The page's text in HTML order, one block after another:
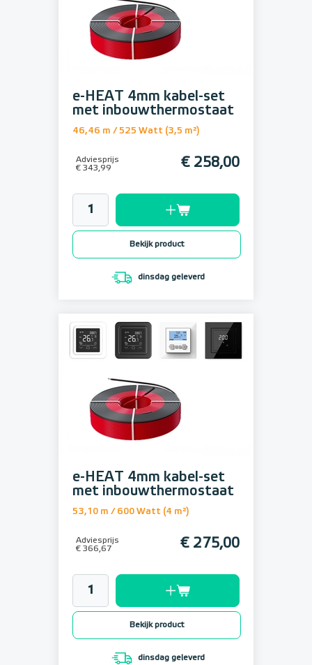
e-HEAT 4mm kabel-set
met inbouwthermostaat
46,46 m / 525 Watt (3,5 m²)
Adviesprijs
€ 343,99
€ 258,00
Bekijk product
dinsdag geleverd
e-HEAT 4mm kabel-set
met inbouwthermostaat
53,10 m / 600 Watt (4 m²)
Adviesprijs
€ 366,67
€ 275,00
Bekijk product
dinsdag geleverd